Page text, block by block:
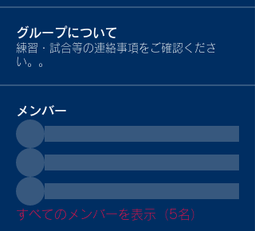
グループについて
練習・試合等の連絡事項をご確認くださ
い。。
メンバー
すべてのメンバーを表示（5名）